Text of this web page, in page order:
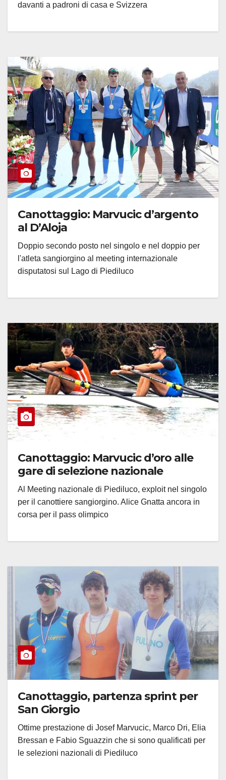
davanti a padroni di casa e Svizzera
Canottaggio: Marvucic d’argento
al D’Aloja
Doppio secondo posto nel singolo e nel doppio per
l'atleta sangiorgino al meeting internazionale
disputatosi sul Lago di Piediluco
Canottaggio: Marvucic d’oro alle
gare di selezione nazionale
Al Meeting nazionale di Piediluco, exploit nel singolo
per il canottiere sangiorgino. Alice Gnatta ancora in
corsa per il pass olimpico
Canottaggio, partenza sprint per
San Giorgio
Ottime prestazione di Josef Marvucic, Marco Dri, Elia
Bressan e Fabio Sguazzin che si sono qualificati per
le selezioni nazionali di Piediluco